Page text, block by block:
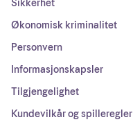
Sikkerhet
Økonomisk kriminalitet
Personvern
Informasjonskapsler
Tilgjengelighet
Kundevilkår og spilleregler